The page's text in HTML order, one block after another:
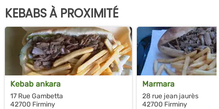
KEBABS À PROXIMITÉ
Kebab ankara
17 Rue Gambetta
42700 Firminy
Marmara
28 rue jean jaurès
42700 Firminy